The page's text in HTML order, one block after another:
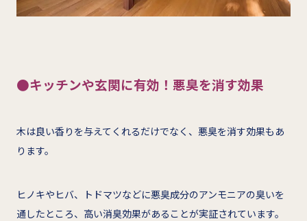
●キッチンや玄関に有効！悪臭を消す効果
木は良い香りを与えてくれるだけでなく、悪臭を消す効果もあ
ります。
ヒノキやヒバ、トドマツなどに悪臭成分のアンモニアの臭いを
通したところ、高い消臭効果があることが実証されています。